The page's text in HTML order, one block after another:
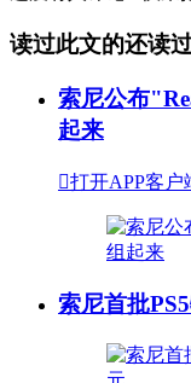
读过此文的还读
索尼公布
起来
打开APP客户
索尼首批